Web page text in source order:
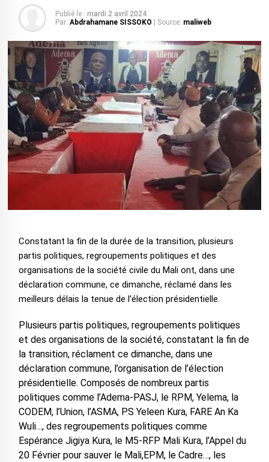
Publié le : mardi 2 avril 2024
Par: Abdrahamane SISSOKO | Source: maliweb
Constatant la fin de la durée de la transition, plusieurs
partis politiques, regroupements politiques et des
organisations de la société civile du Mali ont, dans une
déclaration commune, ce dimanche, réclamé dans les
meilleurs délais la tenue de l’élection présidentielle.
Plusieurs partis politiques, regroupements politiques
et des organisations de la société, constatant la fin de
la transition, réclament ce dimanche, dans une
déclaration commune, l’organisation de l’élection
présidentielle. Composés de nombreux partis
politiques comme l’Adema-PASJ, le RPM, Yelema, la
CODEM, l’Union, l’ASMA, PS Yeleen Kura, FARE An Ka
Wuli…, des regroupements politiques comme
Espérance Jigiya Kura, le M5-RFP Mali Kura, l’Appel du
20 Février pour sauver le Mali,EPM, le Cadre…, les